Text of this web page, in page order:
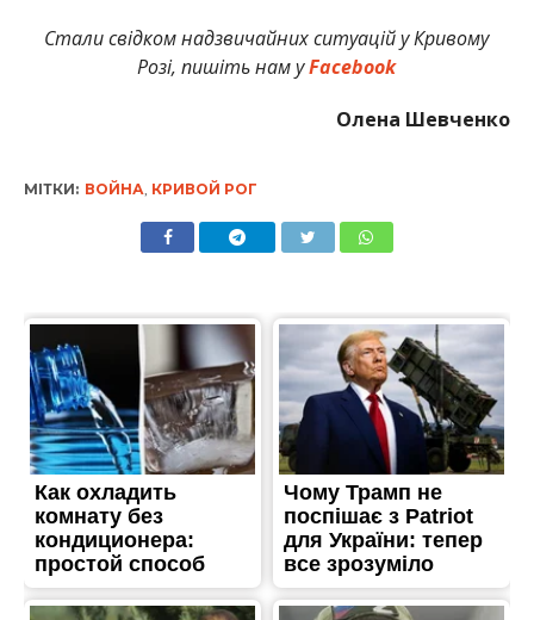
Стали свідком надзвичайних ситуацій у Кривому
Розі, пишіть нам уFacebook
Олена Шевченко
МІТКИ: ВОЙНА КРИВОЙ РОГ